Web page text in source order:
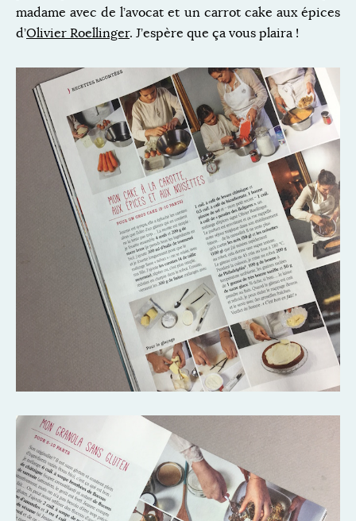
madame avec de l’avocat et un carrot cake aux épices
d’Olivier Roellinger. J’espère que ça vous plaira !